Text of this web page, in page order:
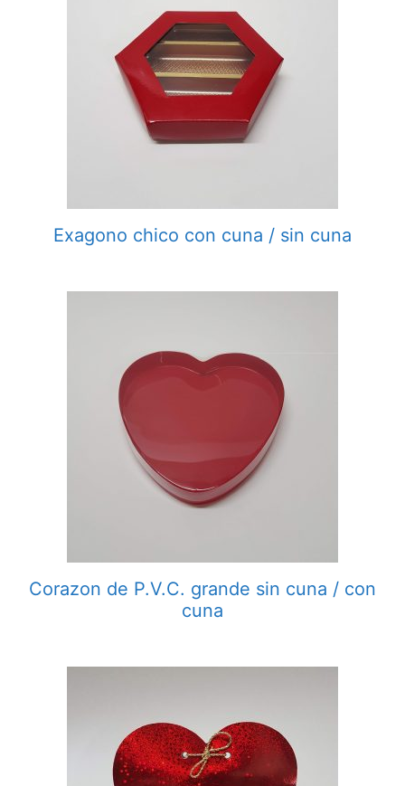
Exagono chico con cuna / sin cuna
Corazon de P.V.C. grande sin cuna / con
cuna